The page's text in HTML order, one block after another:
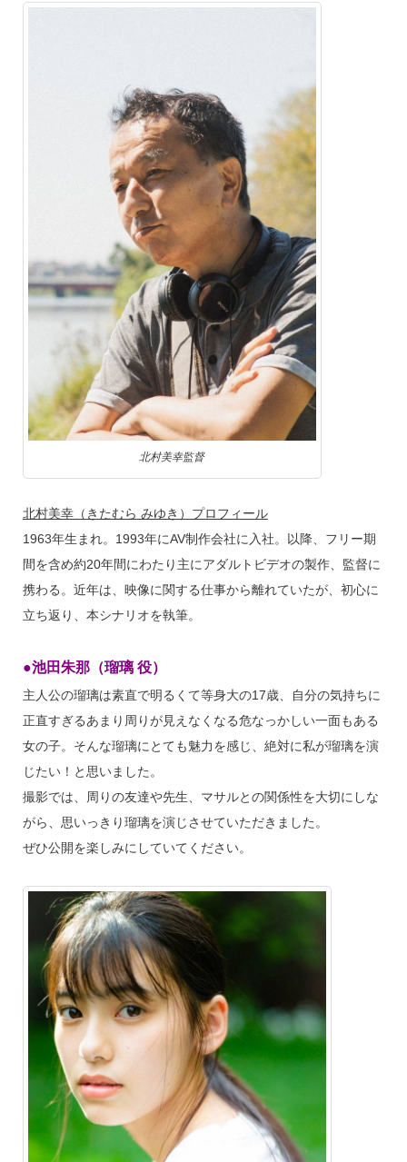
北村美幸監督
北村美幸（きたむら みゆき）プロフィール
1963年生まれ。1993年にAV制作会社に入社。以降、フリー期
間を含め約20年間にわたり主にアダルトビデオの製作、監督に
携わる。近年は、映像に関する仕事から離れていたが、初心に
立ち返り、本シナリオを執筆。
●池田朱那（瑠璃 役）
主人公の瑠璃は素直で明るくて等身大の17歳、自分の気持ちに
正直すぎるあまり周りが見えなくなる危なっかしい一面もある
女の子。そんな瑠璃にとても魅力を感じ、絶対に私が瑠璃を演
じたい！と思いました。
撮影では、周りの友達や先生、マサルとの関係性を大切にしな
がら、思いっきり瑠璃を演じさせていただきました。
ぜひ公開を楽しみにしていてください。